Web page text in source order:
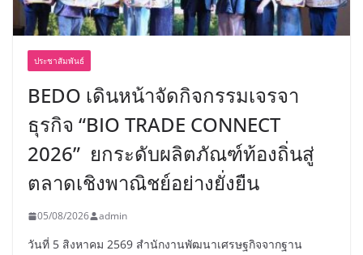
ประชาสัมพันธ์
BEDO เดินหน้าจัดกิจกรรมเจรจา
ธุรกิจ “BIO TRADE CONNECT
2026” ยกระดับผลิตภัณฑ์ท้องถิ่นสู่
ตลาดเชิงพาณิชย์อย่างยั่งยืน
05/08/2026 admin
วันที่ 5 สิงหาคม 2569 สำนักงานพัฒนาเศรษฐกิจจากฐาน